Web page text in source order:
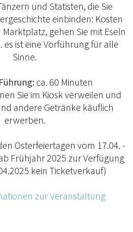
und Statisten, die Sie
einbinden: Kosten
gehen Sie mit Eseln
es ist eine Vorführung für alle
Sinne.
ca. 60 Minuten
Sie im Kiosk verweilen und
andere Getränke käuflich
erwerben.
Osterfeiertagen vom 17.04. -
Frühjahr 2025 zur Verfügung
kein Ticketverkauf)
zur Veranstaltung